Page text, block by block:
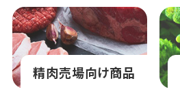
精肉売場向け商品